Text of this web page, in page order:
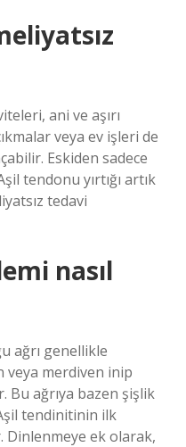
ani ve aşırı
veya ev işleri de
Eskiden sadece
tendonu yırtığı artık
tedavi
nasıl
ağrı genellikle
veya merdiven inip
Bu ağrıya bazen şişlik
tendinitinin ilk
ek olarak,